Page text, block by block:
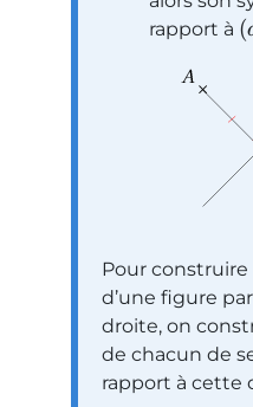
rapport à (
Pour
d’une figure
droite, on
de chacun de
rapport à cette